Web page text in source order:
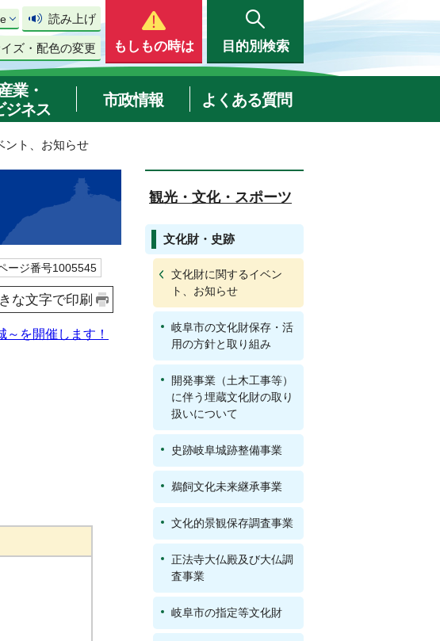
読み上げ
ズ・配色の変更 もしもの時は 目的別検索
業・
ジネス
市政情報 よくある質問
ント、お知らせ
ージ番号1005545
な文字で印刷
を開催します！
観光・文化・スポーツ
文化財・史跡
文化財に関するイベン
ト、お知らせ
岐阜市の文化財保存・活
用の方針と取り組み
開発事業（土木工事等）
に伴う埋蔵文化財の取り
扱いについて
史跡岐阜城跡整備事業
鵜飼文化未来継承事業
文化的景観保存調査事業
正法寺大仏殿及び大仏調
査事業
岐阜市の指定等文化財